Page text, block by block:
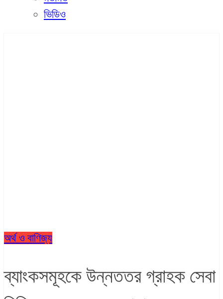
ভিডিও
অর্থ ও বাণিজ্য
ব্যাংকসমূহকে উন্নততর গ্রাহক সেবা